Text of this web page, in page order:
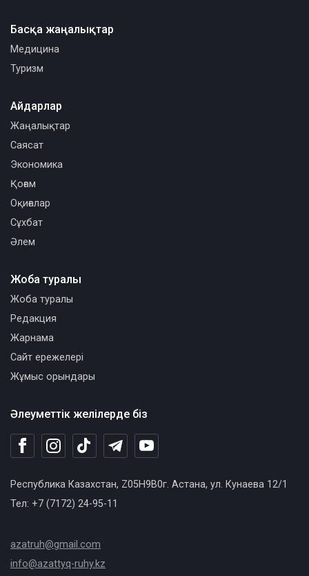
Басқа жаңалықтар
Медицина
Туризм
Әлеуметтік желілерде біз
Республика Казахстан, Z05H9B0г. Астана, ул. Кунаева 12/1
Тел: +7 (7172) 24-95-11
azatruh@gmail.com
info@azattyq-ruhy.kz
Айдарлар
Жаңалықтар
Саясат
Экономика
Қоғам
Оқиғалар
Сұхбат
Әлем
Жоба туралы
Жоба туралы
Редакция
Жарнама
Сайт ережелері
Жұмыс орындары